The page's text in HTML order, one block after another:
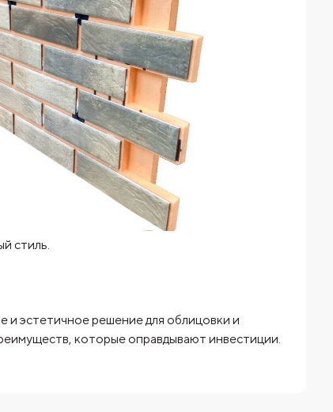
стиль.
и эстетичное решение для облицовки и
которые оправдывают инвестиции.